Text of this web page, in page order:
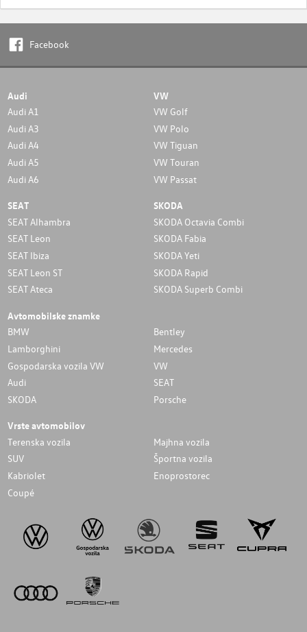
Facebook
Audi
Audi A1
Audi A3
Audi A4
Audi A5
Audi A6
VW
VW Golf
VW Polo
VW Tiguan
VW Touran
VW Passat
SEAT
SEAT Alhambra
SEAT Leon
SEAT Ibiza
SEAT Leon ST
SEAT Ateca
SKODA
SKODA Octavia Combi
SKODA Fabia
SKODA Yeti
SKODA Rapid
SKODA Superb Combi
Avtomobilske znamke
BMW
Bentley
Lamborghini
Mercedes
Gospodarska vozila VW
VW
Audi
SEAT
SKODA
Porsche
Vrste avtomobilov
Terenska vozila
Majhna vozila
SUV
Športna vozila
Kabriolet
Enoprostorec
Coupé